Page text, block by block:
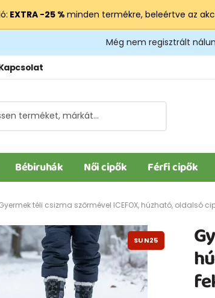
EXTRA −25 % minden termékre, beleértve az
Még nem regisztrált
Bébiruhák Női cipők Férfi cipők
téli csizma szőrmével ICEFOX, húzható, oldalsó
SUN25